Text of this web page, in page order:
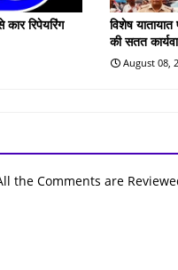
कार रिपेयरिंग
विशेष
की सतत
August 08,
the Comments are